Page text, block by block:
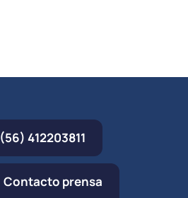
(56) 412203811
Contacto prensa